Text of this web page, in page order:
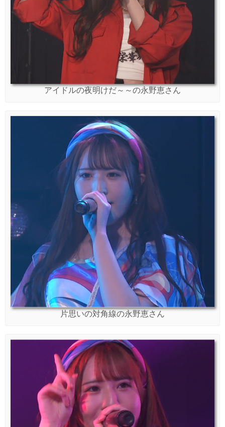
アイドルの夜明けだ～～の永野恵さん
片思いの対角線の永野恵さん